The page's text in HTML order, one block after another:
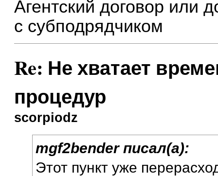
Агентский договор или
с субподрядчиком
Re: Не хватает
процедур
scorpiodz
mgf2bender писал(а):
Этот пункт уже